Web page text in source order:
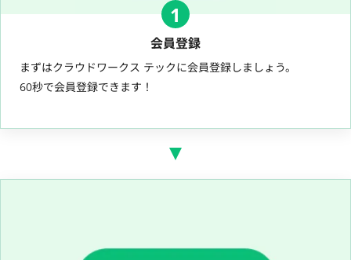
1
会員登録
まずはクラウドワークス テックに会員登録しましょう。
60秒で会員登録できます！